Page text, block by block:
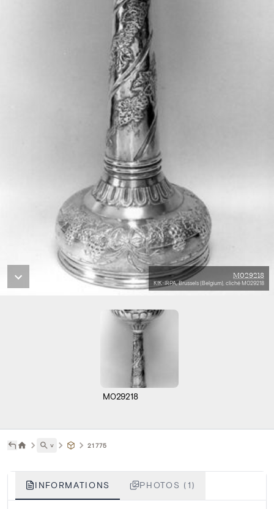
M029218
KIK-IRPA, Brussels (Belgium), cliché M029218
M029218
˅ 21775
INFORMATIONS PHOTOS (1)